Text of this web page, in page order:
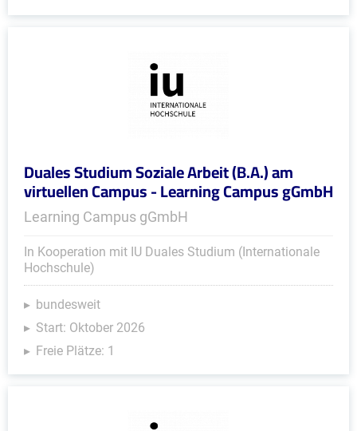
Duales Studium Soziale Arbeit (B.A.) am
virtuellen Campus - Learning Campus gGmbH
Learning Campus gGmbH
In Kooperation mit IU Duales Studium (Internationale
Hochschule)
bundesweit
Start: Oktober 2026
Freie Plätze: 1